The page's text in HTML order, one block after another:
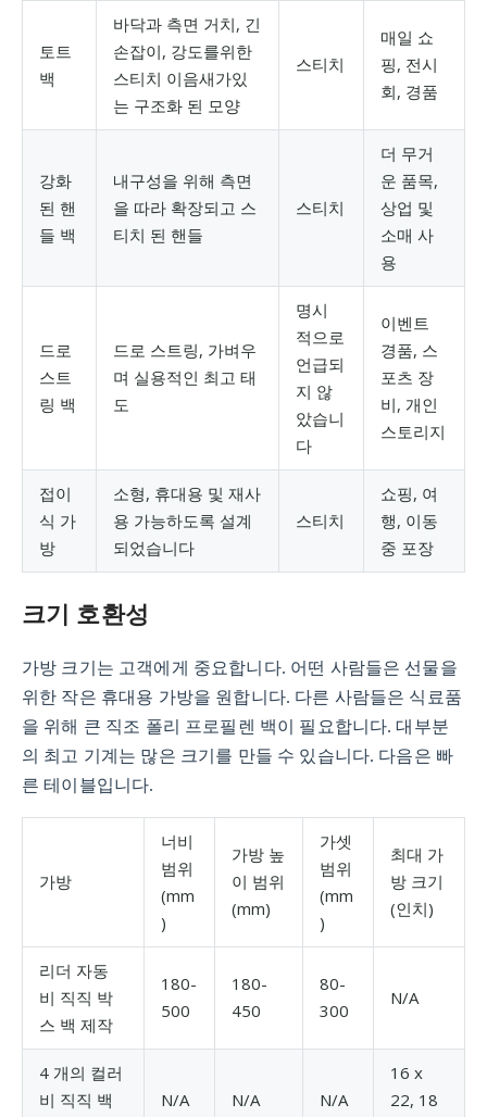
토트
백
바닥과 측면 거치, 긴
손잡이, 강도를위한
스티치 이음새가있
는 구조화 된 모양
스티치
매일 쇼
핑, 전시
회, 경품
강화
된 핸
들 백
내구성을 위해 측면
을 따라 확장되고 스
티치 된 핸들
스티치
더 무거
운 품목,
상업 및
소매 사
용
드로
스트
링 백
드로 스트링, 가벼우
며 실용적인 최고 태
도
명시
적으로
언급되
지 않
았습니
다
이벤트
경품, 스
포츠 장
비, 개인
스토리지
접이
식 가
방
소형, 휴대용 및 재사
용 가능하도록 설계
되었습니다
스티치
쇼핑, 여
행, 이동
중 포장
크기 호환성
가방 크기는 고객에게 중요합니다. 어떤 사람들은 선물을
위한 작은 휴대용 가방을 원합니다. 다른 사람들은 식료품
을 위해 큰 직조 폴리 프로필렌 백이 필요합니다. 대부분
의 최고 기계는 많은 크기를 만들 수 있습니다. 다음은 빠
른 테이블입니다.
가방
너비
범위
(mm
)
가방 높
이 범위
(mm)
가셋
범위
(mm
)
최대 가
방 크기
(인치)
리더 자동
비 직직 박
스 백 제작
180-
500
180-
450
80-
300
N/A
4 개의 컬러
비 직직 백
N/A N/A N/A
16 x
22, 18